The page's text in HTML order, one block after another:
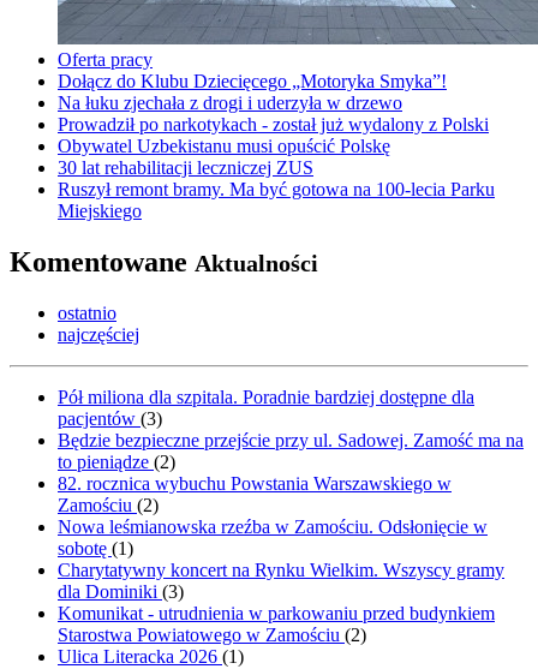
Oferta pracy
Dołącz do Klubu Dziecięcego „Motoryka Smyka”!
Na łuku zjechała z drogi i uderzyła w drzewo
Prowadził po narkotykach - został już wydalony z Polski
Obywatel Uzbekistanu musi opuścić Polskę
30 lat rehabilitacji leczniczej ZUS
Ruszył remont bramy. Ma być gotowa na 100-lecia Parku
Miejskiego
Komentowane Aktualności
ostatnio
najczęściej
Pół miliona dla szpitala. Poradnie bardziej dostępne dla
pacjentów (3)
Będzie bezpieczne przejście przy ul. Sadowej. Zamość ma na
to pieniądze (2)
82. rocznica wybuchu Powstania Warszawskiego w
Zamościu (2)
Nowa leśmianowska rzeźba w Zamościu. Odsłonięcie w
sobotę (1)
Charytatywny koncert na Rynku Wielkim. Wszyscy gramy
dla Dominiki (3)
Komunikat - utrudnienia w parkowaniu przed budynkiem
Starostwa Powiatowego w Zamościu (2)
Ulica Literacka 2026 (1)